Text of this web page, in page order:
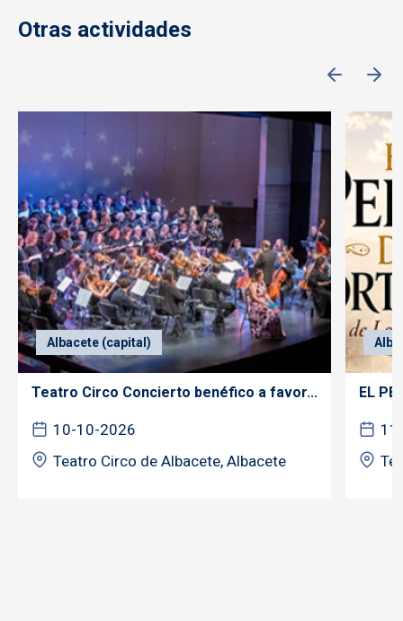
Otras actividades
Albacete (capital)
Teatro Circo Concierto benéfico a favor...
10-10-2026
Teatro Circo de Albacete, Albacete
EL